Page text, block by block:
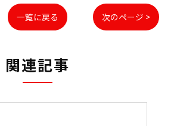
一覧に戻る 次のページ >
関連記事